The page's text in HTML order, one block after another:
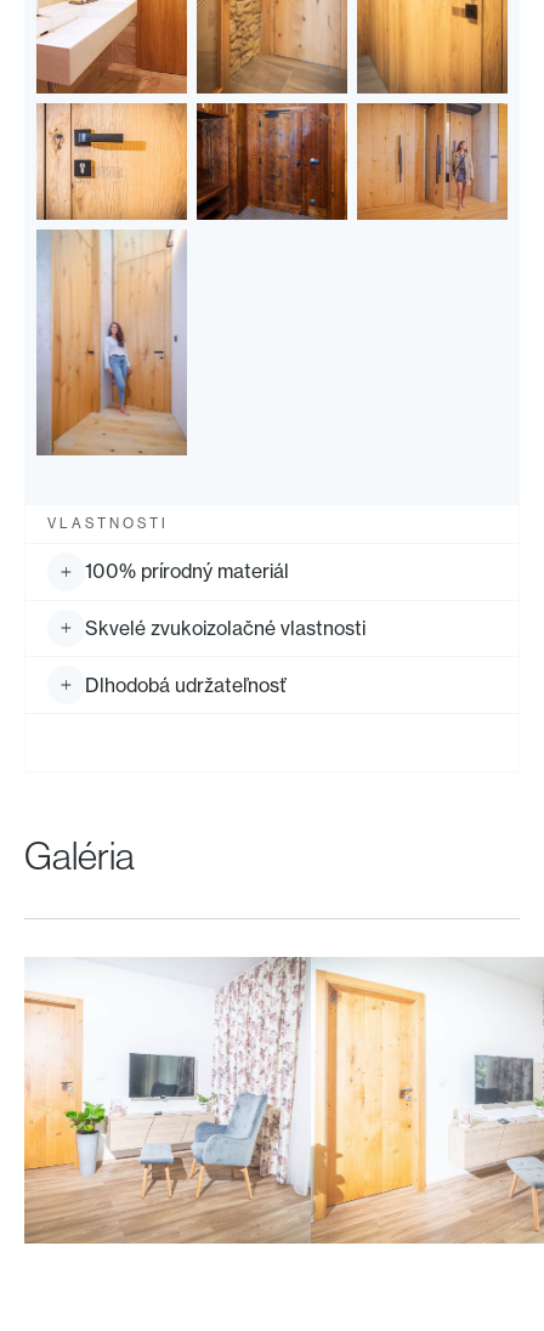
VLASTNOSTI
100% prírodný materiál
Skvelé zvukoizolačné vlastnosti
Dlhodobá udržateľnosť
Galéria